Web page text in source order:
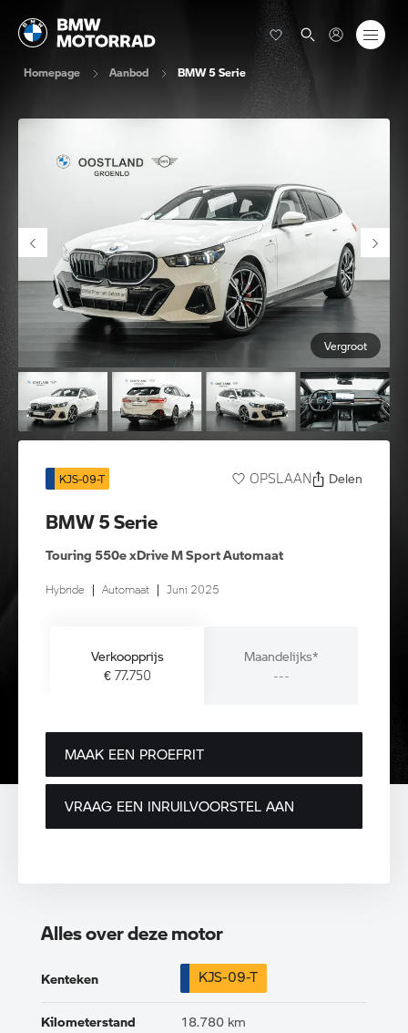
Homepage Aanbod BMW 5 Serie
Vergroot
KJS-09-T OPSLAAN Delen
BMW 5 Serie
Touring 550e xDrive M Sport Automaat
Hybride | Automaat | Juni 2025
Verkoopprijs
€ 77.750
Maandelijks*
---
MAAK EEN PROEFRIT
VRAAG EEN INRUILVOORSTEL AAN
Alles over deze motor
Kenteken KJS-09-T
Kilometerstand 18.780 km